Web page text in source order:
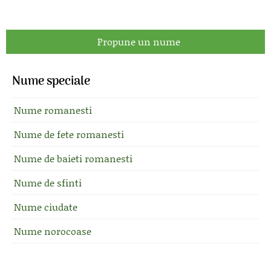
Propune un nume
Nume speciale
Nume romanesti
Nume de fete romanesti
Nume de baieti romanesti
Nume de sfinti
Nume ciudate
Nume norocoase